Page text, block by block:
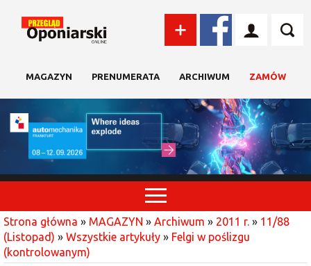
MAGAZYN PRENUMERATA ARCHIWUM ZAMÓW
Strona główna » MAGAZYN » Archiwum » 2011 r. » 11/88
(Listopad) » Wszystkie artykuły » Felgi w poślizgu
(kontrolowanym)